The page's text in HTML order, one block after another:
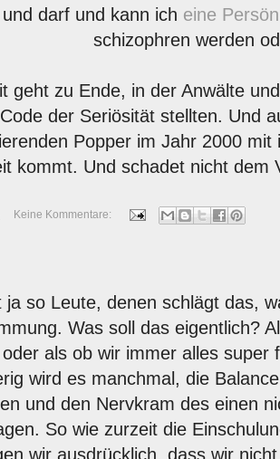
und darf und kann ich eine
schizophren werden
geht zu Ende, in der Anwälte
der Seriösität stellten. Und
Popper im Jahr 2000
kommt. Und schadet nicht dem
Keine Kommentare:
ja so Leute, denen schlägt das,
Was soll das eigentlich?
oder als ob wir immer alles super
wird es manchmal, die
und den Nervkram des einen
So wie zurzeit die
wir ausdrücklich, dass wir